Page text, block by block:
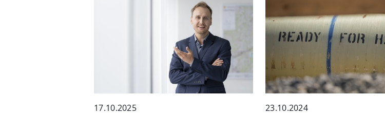
17.10.2025 23.10.2024